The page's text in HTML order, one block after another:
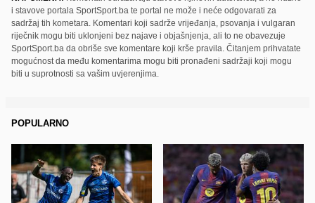
i stavove portala SportSport.ba te portal ne može i neće odgovarati za
sadržaj tih kometara. Komentari koji sadrže vrijeđanja, psovanja i vulgaran
riječnik mogu biti uklonjeni bez najave i objašnjenja, ali to ne obavezuje
SportSport.ba da obriše sve komentare koji krše pravila. Čitanjem prihvatate
mogućnost da među komentarima mogu biti pronađeni sadržaji koji mogu
biti u suprotnosti sa vašim uvjerenjima.
POPULARNO